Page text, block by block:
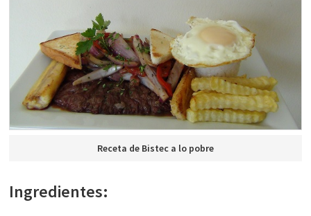
Receta de Bistec a lo pobre
Ingredientes: